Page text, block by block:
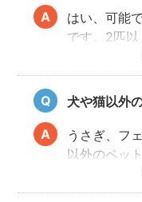
はい、可能
です。2匹
加料金なし
犬や猫以外
うさぎ、フ
以外のペッ
ペットと一
い。